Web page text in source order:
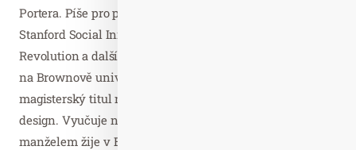
Portera. Píše pro periodika Fast Company, Quartz,
Stanford Social Innovation Review, Entrepreneur, Quiet
Revolution a další digitální fóra. Získala bakalářský titul
na Brownově univerzitě̌ v oboru jednání organizací a
magisterský titul na Parsonsově škole designu v oboru
design. Vyučuje na Stanfordu a na Parsonsově škole. S
manželem žije v Brooklynu.